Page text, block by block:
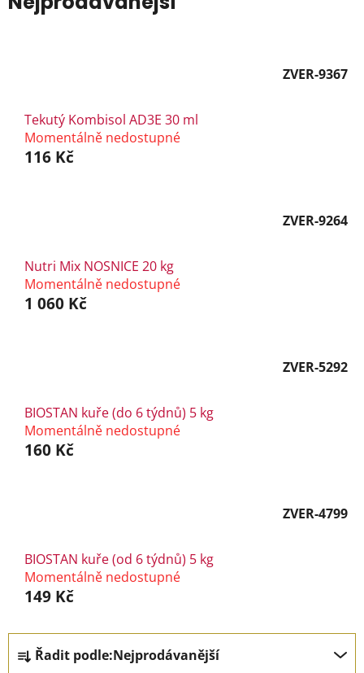
ZVER-9367
Tekutý Kombisol AD3E 30 ml
Momentálně nedostupné
116 Kč
ZVER-9264
Nutri Mix NOSNICE 20 kg
Momentálně nedostupné
1 060 Kč
ZVER-5292
BIOSTAN kuře (do 6 týdnů) 5 kg
Momentálně nedostupné
160 Kč
ZVER-4799
BIOSTAN kuře (od 6 týdnů) 5 kg
Momentálně nedostupné
149 Kč
Ř
a Řadit podle:Nejprodávanější